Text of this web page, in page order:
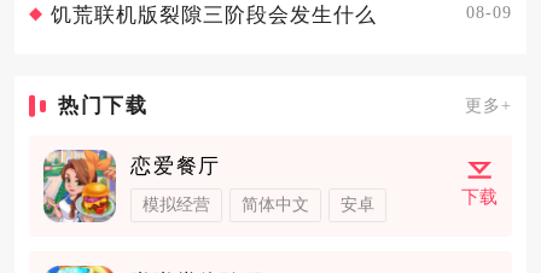
饥荒联机版裂隙三阶段会发生什么 08-09
热门下载 更多+
恋爱餐厅
模拟经营 简体中文 安卓 下载